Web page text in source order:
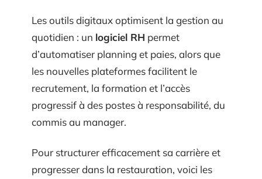
Les outils digitaux optimisent la gestion au
quotidien : un logiciel RH permet
d’automatiser planning et paies, alors que
les nouvelles plateformes facilitent le
recrutement, la formation et l’accès
progressif à des postes à responsabilité, du
commis au manager.
Pour structurer efficacement sa carrière et
progresser dans la restauration, voici les